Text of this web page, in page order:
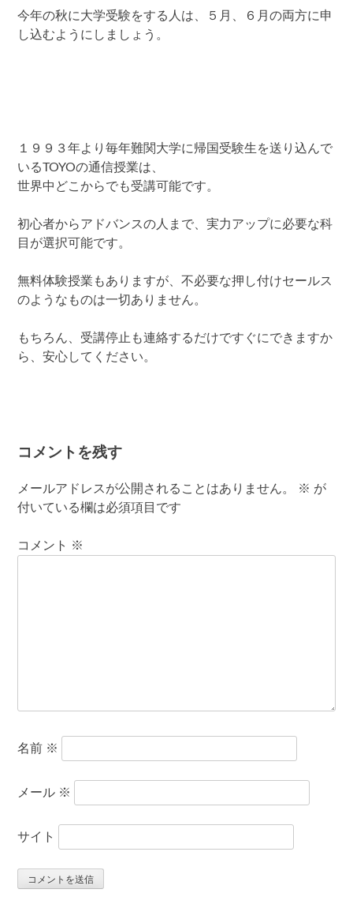
今年の秋に大学受験をする人は、５月、６月の両方に申
し込むようにしましょう。
１９９３年より毎年難関大学に帰国受験生を送り込んで
いるTOYOの通信授業は、
世界中どこからでも受講可能です。
初心者からアドバンスの人まで、実力アップに必要な科
目が選択可能です。
無料体験授業もありますが、不必要な押し付けセールス
のようなものは一切ありません。
もちろん、受講停止も連絡するだけですぐにできますか
ら、安心してください。
コメントを残す
メールアドレスが公開されることはありません。 ※ が
付いている欄は必須項目です
コメント ※
名前 ※
メール ※
サイト